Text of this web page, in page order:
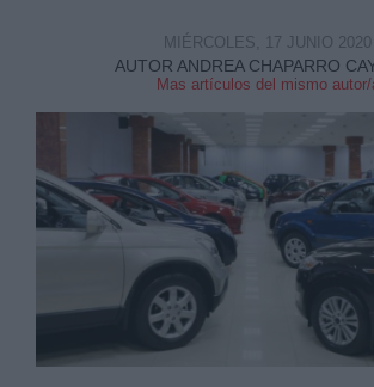
AUTOR ANDREA CHAPARRO
Mas artículos del mismo autor/
MIÉRCOLES, 17 JUNIO 2020